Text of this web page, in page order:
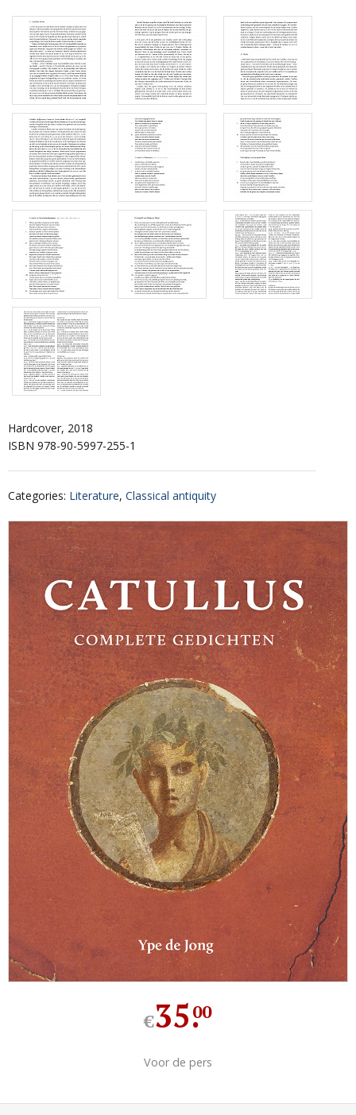
Hardcover, 2018
ISBN 978-90-5997-255-1
Categories: Literature, Classical antiquity
€35.
00
Voor de pers